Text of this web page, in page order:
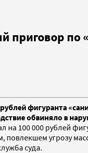
приговор по
фигуранта
обвиняло в
100 000 рублей
угрозу
суда.